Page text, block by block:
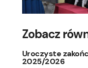
Zobacz
Uroczyste
2025/2026